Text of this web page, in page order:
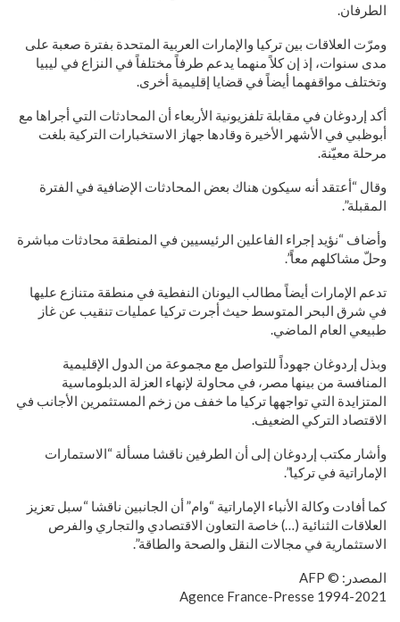
الطرفان.
ومرّت العلاقات بين تركيا والإمارات العربية المتحدة بفترة صعبة على
مدى سنوات، إذ إن كلاً منهما يدعم طرفاً مختلفاً في النزاع في ليبيا
وتختلف مواقفهما أيضاً في قضايا إقليمية أخرى.
أكد إردوغان في مقابلة تلفزيونية الأربعاء أن المحادثات التي أجراها مع
أبوظبي في الأشهر الأخيرة وقادها جهاز الاستخبارات التركية بلغت
مرحلة معيّنة.
وقال “أعتقد أنه سيكون هناك بعض المحادثات الإضافية في الفترة
المقبلة”.
وأضاف “نؤيد إجراء الفاعلين الرئيسيين في المنطقة محادثات مباشرة
وحلّ مشاكلهم معاً”.
تدعم الإمارات أيضاً مطالب اليونان النفطية في منطقة متنازع عليها
في شرق البحر المتوسط حيث أجرت تركيا عمليات تنقيب عن غاز
طبيعي العام الماضي.
وبذل إردوغان جهوداً للتواصل مع مجموعة من الدول الإقليمية
المنافسة من بينها مصر، في محاولة لإنهاء العزلة الدبلوماسية
المتزايدة التي تواجهها تركيا ما خفف من زخم المستثمرين الأجانب في
الاقتصاد التركي الضعيف.
وأشار مكتب إردوغان إلى أن الطرفين ناقشا مسألة “الاستمارات
الإماراتية في تركيا”.
كما أفادت وكالة الأنباء الإماراتية “وام” أن الجانبين ناقشا “سبل تعزيز
العلاقات الثنائية (…) خاصة التعاون الاقتصادي والتجاري والفرص
الاستثمارية في مجالات النقل والصحة والطاقة”.
المصدر: © AFP
1994-2021 Agence France-Presse